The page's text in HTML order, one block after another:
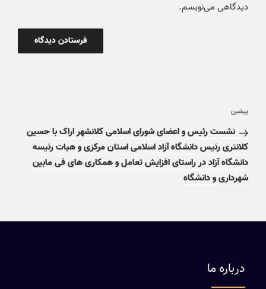
دیدگاهی می‌نویسم.
پیشین
نشست رئیس و اعضای شورای اسلامی کلانشهر اراک با حسین
کلانتری رئیس دانشگاه آزاد اسلامی استان مرکزی و هیات رئیسه
دانشگاه آزاد در راستای افزایش تعامل و همکاری های فی مابین
شهرداری و دانشگاه
درباره ما